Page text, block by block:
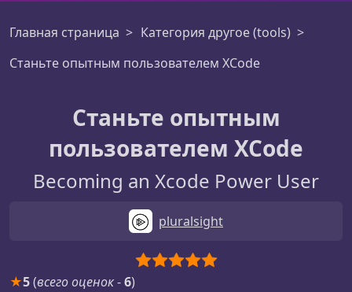
Главная страница
Категория другое (tools)
Станьте опытным пользователем XCode
Станьте опытным
пользователем XCode
Becoming an Xcode Power User
pluralsight
★5(всего оценок-6)